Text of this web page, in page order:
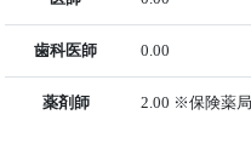
歯科医師 0.00
薬剤師 2.00 ※保険薬